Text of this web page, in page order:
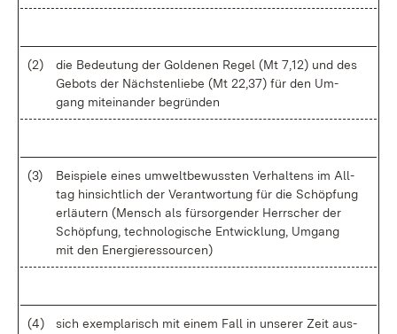
(2)
die Be­deu­tung der Gol­de­nen Re­gel (Mt 7,12) und des
Ge­bots der Nächs­ten­lie­be (Mt 22,37) für den Um­
gang mit­ein­an­der be­grün­den
(3)
Bei­spie­le ei­nes um­welt­be­wuss­ten Ver­hal­tens im All­
tag hin­sicht­lich der Ver­ant­wor­tung für die Schöp­fung
er­läu­tern (Mensch als für­sor­gen­der Herr­scher der
Schöp­fung, tech­no­lo­gi­sche Ent­wick­lung, Um­gang
mit den En­er­gie­res­sour­cen)
(4)
sich ex­em­pla­risch mit ei­nem Fall in un­se­rer Zeit aus­